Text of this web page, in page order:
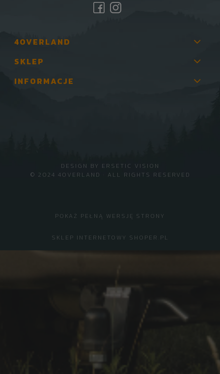
4OVERLAND
SKLEP
INFORMACJE
© 2024 4OVERLAND · ALL RIGHTS RESERVED
DESIGN BY ERSETIC VISION
POKAŻ PEŁNĄ WERSJĘ STRONY
SKLEP INTERNETOWY SHOPER.PL